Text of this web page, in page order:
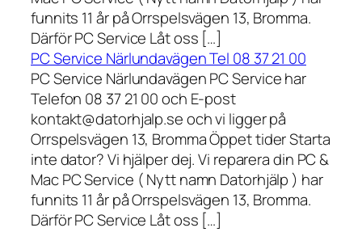
funnits 11 år på Orrspelsvägen 13, Bromma.
Därför PC Service Låt oss […]
PC Service Närlundavägen Tel 08 37 21 00
PC Service Närlundavägen PC Service har
Telefon 08 37 21 00 och E-post
kontakt@datorhjalp.se och vi ligger på
Orrspelsvägen 13, Bromma Öppet tider Starta
inte dator? Vi hjälper dej. Vi reparera din PC &
Mac PC Service ( Nytt namn Datorhjälp ) har
funnits 11 år på Orrspelsvägen 13, Bromma.
Därför PC Service Låt oss […]